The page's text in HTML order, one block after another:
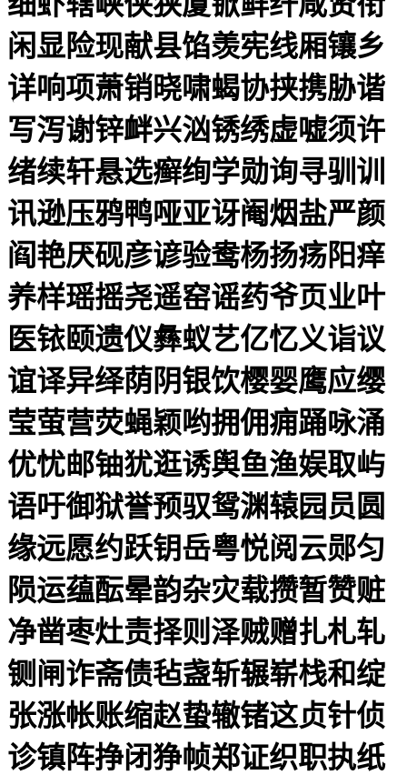
闲显险现献县馅羡宪线厢镶乡
详响项萧销晓啸蝎协挟携胁谐
写泻谢锌衅兴汹锈绣虚嘘须许
绪续轩悬选癣绚学勋询寻驯训
讯逊压鸦鸭哑亚讶阉烟盐严颜
阎艳厌砚彦谚验鸯杨扬疡阳痒
养样瑶摇尧遥窑谣药爷页业叶
医铱颐遗仪彝蚁艺亿忆义诣议
谊译异绎荫阴银饮樱婴鹰应缨
莹萤营荧蝇颖哟拥佣痈踊咏涌
优忧邮铀犹逛诱舆鱼渔娱取屿
语吁御狱誉预驭鸳渊辕园员圆
缘远愿约跃钥岳粤悦阅云郧匀
陨运蕴酝晕韵杂灾载攒暂赞赃
净凿枣灶责择则泽贼赠扎札轧
铡闸诈斋债毡盏斩辗崭栈和绽
张涨帐账缩赵蛰辙锗这贞针侦
诊镇阵挣闭狰帧郑证织职执纸